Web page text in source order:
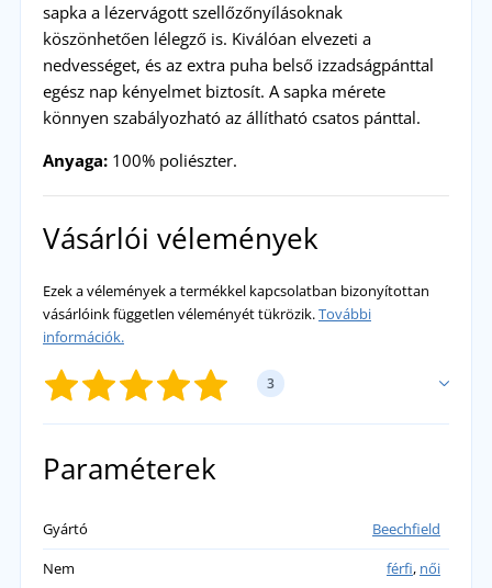
sapka a lézervágott szellőzőnyílásoknak
köszönhetően lélegző is. Kiválóan elvezeti a
nedvességet, és az extra puha belső izzadságpánttal
egész nap kényelmet biztosít. A sapka mérete
könnyen szabályozható az állítható csatos pánttal.
Anyaga:100% poliészter.
Vásárlói vélemények
Ezek a vélemények a termékkel kapcsolatban bizonyítottan
vásárlóink független véleményét tükrözik.További
információk.
3
B
Nagyon szép sapka, alig várom a nyarat.
Csodálatos anyag, könnyű, légáteresztő.
Paraméterek
Gyártó
Beechfield
Nem
férfi, női